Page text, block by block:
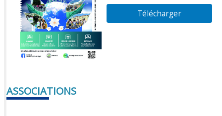
Télécharger
ASSOCIATIONS